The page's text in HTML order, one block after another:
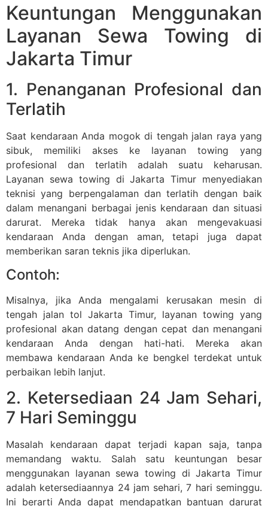
Keuntungan Menggunakan
Layanan Sewa Towing di
Jakarta Timur
1. Penanganan Profesional dan
Terlatih
Saat kendaraan Anda mogok di tengah jalan raya yang
sibuk, memiliki akses ke layanan towing yang
profesional dan terlatih adalah suatu keharusan.
Layanan sewa towing di Jakarta Timur menyediakan
teknisi yang berpengalaman dan terlatih dengan baik
dalam menangani berbagai jenis kendaraan dan situasi
darurat. Mereka tidak hanya akan mengevakuasi
kendaraan Anda dengan aman, tetapi juga dapat
memberikan saran teknis jika diperlukan.
Contoh:
Misalnya, jika Anda mengalami kerusakan mesin di
tengah jalan tol Jakarta Timur, layanan towing yang
profesional akan datang dengan cepat dan menangani
kendaraan Anda dengan hati-hati. Mereka akan
membawa kendaraan Anda ke bengkel terdekat untuk
perbaikan lebih lanjut.
2. Ketersediaan 24 Jam Sehari,
7 Hari Seminggu
Masalah kendaraan dapat terjadi kapan saja, tanpa
memandang waktu. Salah satu keuntungan besar
menggunakan layanan sewa towing di Jakarta Timur
adalah ketersediaannya 24 jam sehari, 7 hari seminggu.
Ini berarti Anda dapat mendapatkan bantuan darurat